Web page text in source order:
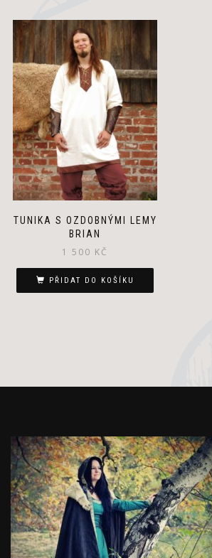
TUNIKA S OZDOBNÝMI LEMY
BRIAN
1 500 KČ
PŘIDAT DO KOŠÍKU